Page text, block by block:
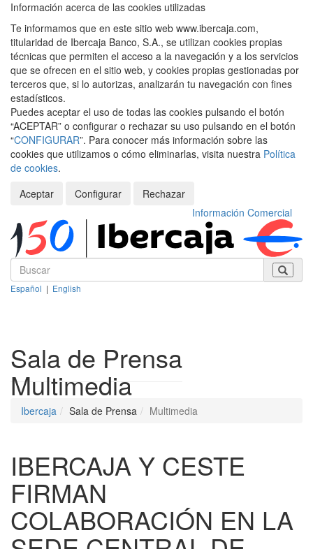
Información acerca de las cookies utilizadas
Te informamos que en este sitio web www.ibercaja.com,
titularidad de Ibercaja Banco, S.A., se utilizan cookies propias
técnicas que permiten el acceso a la navegación y a los servicios
que se ofrecen en el sitio web, y cookies propias gestionadas por
terceros que, si lo autorizas, analizarán tu navegación con fines
estadísticos.
Puedes aceptar el uso de todas las cookies pulsando el botón
“ACEPTAR” o configurar o rechazar su uso pulsando en el botón
“CONFIGURAR”. Para conocer más información sobre las
cookies que utilizamos o cómo eliminarlas, visita nuestra Política
de cookies.
Aceptar
Configurar
Rechazar
Información Comercial
Español | English
Sala de Prensa
Multimedia
Ibercaja Sala de Prensa Multimedia
IBERCAJA Y CESTE
FIRMAN
COLABORACIÓN EN LA